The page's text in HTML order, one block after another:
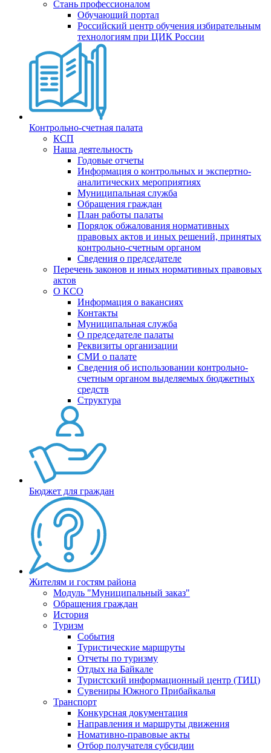
Стань профессионалом
Обучающий портал
Российский центр обучения избирательным
технологиям при ЦИК России
Контрольно-счетная палата
КСП
Наша деятельность
Годовые отчеты
Информация о контрольных и экспертно-
аналитических мероприятиях
Муниципальная служба
Обращения граждан
План работы палаты
Порядок обжалования нормативных
правовых актов и иных решений, принятых
контрольно-счетным органом
Сведения о председателе
Перечень законов и иных нормативных правовых
актов
О КСО
Информация о вакансиях
Контакты
Муниципальная служба
О председателе палаты
Реквизиты организации
СМИ о палате
Сведения об использовании контрольно-
счетным органом выделяемых бюджетных
средств
Структура
Бюджет для граждан
Жителям и гостям района
Модуль "Муниципальный заказ"
Обращения граждан
История
Туризм
События
Туристические маршруты
Отчеты по туризму
Отдых на Байкале
Туристский информационный центр (ТИЦ)
Сувениры Южного Прибайкалья
Транспорт
Конкурсная документация
Направления и маршруты движения
Номативно-правовые акты
Отбор получателя субсидии